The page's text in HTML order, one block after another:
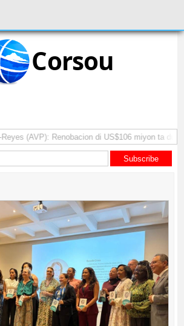
Corsou
(AVP): Renobacion di US$106 miyon ta duna
Subscribe